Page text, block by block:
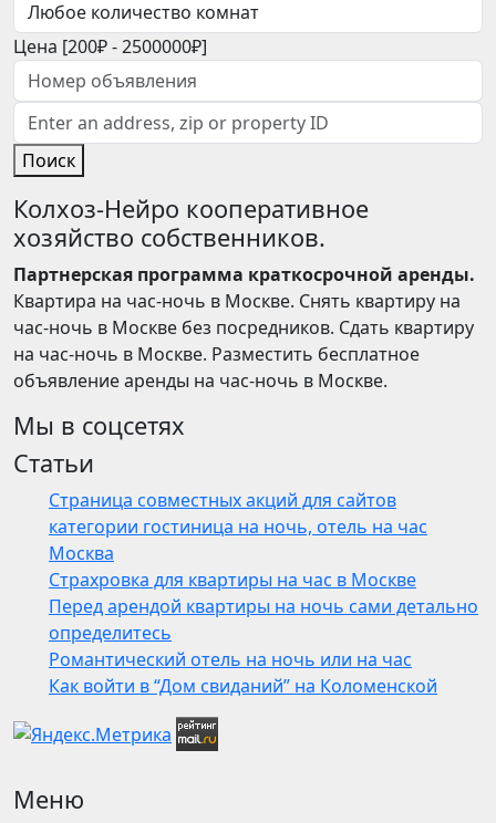
Цена [200₽-2500000₽]
Поиск
Колхоз-Нейро кооперативное
хозяйство собственников.
Партнерская программа краткосрочной аренды.
Квартира на час-ночь в Москве. Снять квартиру на
час-ночь в Москве без посредников. Сдать квартиру
на час-ночь в Москве. Разместить бесплатное
объявление аренды на час-ночь в Москве.
Мы в соцсетях
Статьи
Страница совместных акций для сайтов
категории гостиница на ночь, отель на час
Москва
Страхровка для квартиры на час в Москве
Перед арендой квартиры на ночь сами детально
определитесь
Романтический отель на ночь или на час
Как войти в “Дом свиданий” на Коломенской
Меню